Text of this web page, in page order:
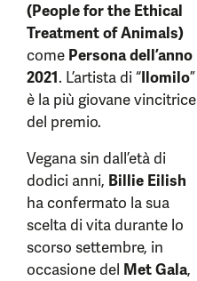
(People for the Ethical
Treatment of Animals)
come Persona dell’anno
2021. L’artista di “Ilomilo”
è la più giovane vincitrice
del premio.
Vegana sin dall’età di
dodici anni, Billie Eilish
ha confermato la sua
scelta di vita durante lo
scorso settembre, in
occasione del Met Gala,